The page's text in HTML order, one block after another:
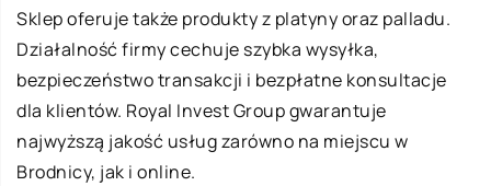
Sklep oferuje także produkty z platyny oraz palladu.
Działalność firmy cechuje szybka wysyłka,
bezpieczeństwo transakcji i bezpłatne konsultacje
dla klientów. Royal Invest Group gwarantuje
najwyższą jakość usług zarówno na miejscu w
Brodnicy, jak i online.